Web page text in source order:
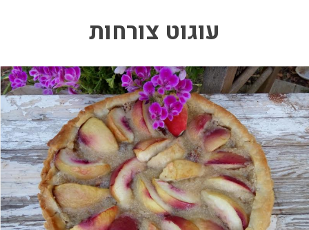
עוגוט צורחות